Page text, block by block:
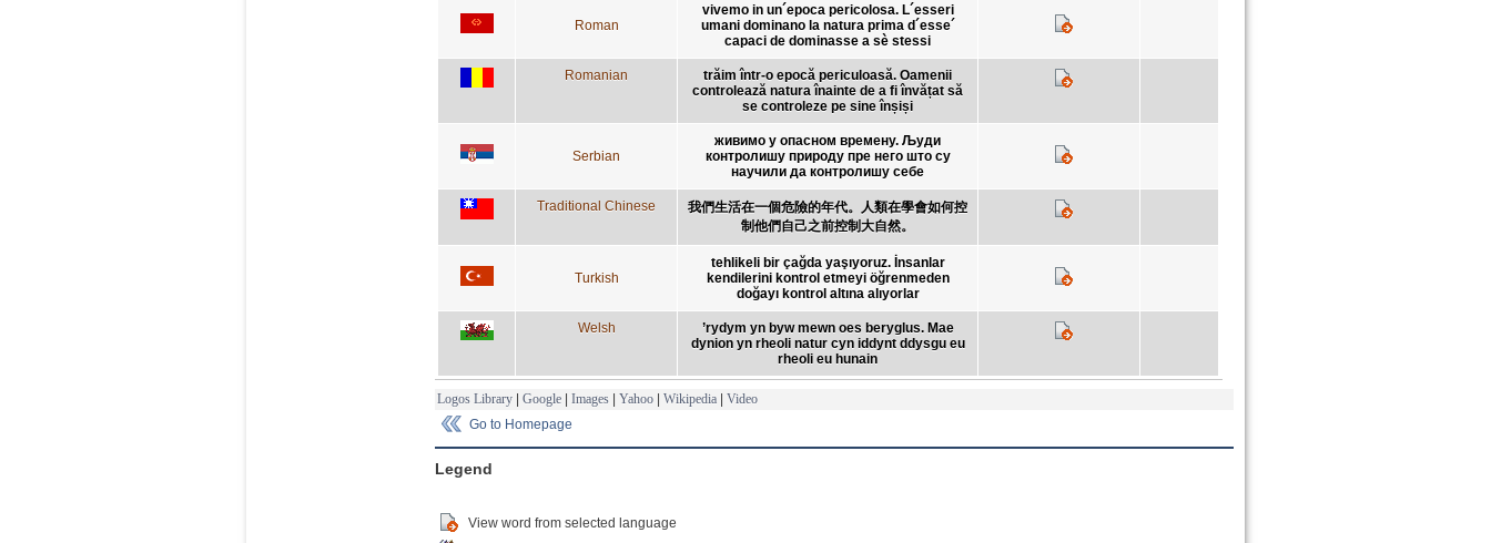
Roman
vivemo in un´epoca pericolosa. L´esseri
umani dominano la natura prima d´esse´
capaci de dominasse a sè stessi
Romanian
trăim într-o epocă periculoasă. Oamenii
controlează natura înainte de a fi învățat să
se controleze pe sine înșiși
Serbian
живимо у опасном времену. Људи
контролишу природу пре него што су
научили да контролишу себе
Traditional Chinese
我們生活在一個危險的年代。人類在學會如何控
制他們自己之前控制大自然。
Turkish
tehlikeli bir çağda yaşıyoruz. İnsanlar
kendilerini kontrol etmeyi öğrenmeden
doğayı kontrol altına alıyorlar
Welsh
’rydym yn byw mewn oes beryglus. Mae
dynion yn rheoli natur cyn iddynt ddysgu eu
rheoli eu hunain
Logos Library | Google | Images | Yahoo | Wikipedia | Video
Go to Homepage
Legend
View word from selected language